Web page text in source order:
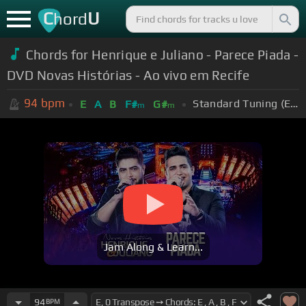
ChordU
Chords for Henrique e Juliano - Parece Piada -
DVD Novas Histórias - Ao vivo em Recife
94 bpm E A B F#m G#m Standard Tuning (EADGBE)
Jam Along & Learn...
94BPM